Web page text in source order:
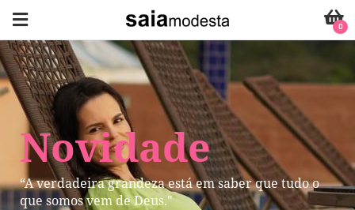
Novidade
“A verdadeira grandeza está em saber que tudo o
que somos vem de Deus."
0